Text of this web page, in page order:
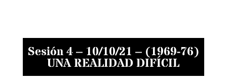
Sesión 4 – 10/10/21 – (1969-76)
UNA REALIDAD DIFÍCIL